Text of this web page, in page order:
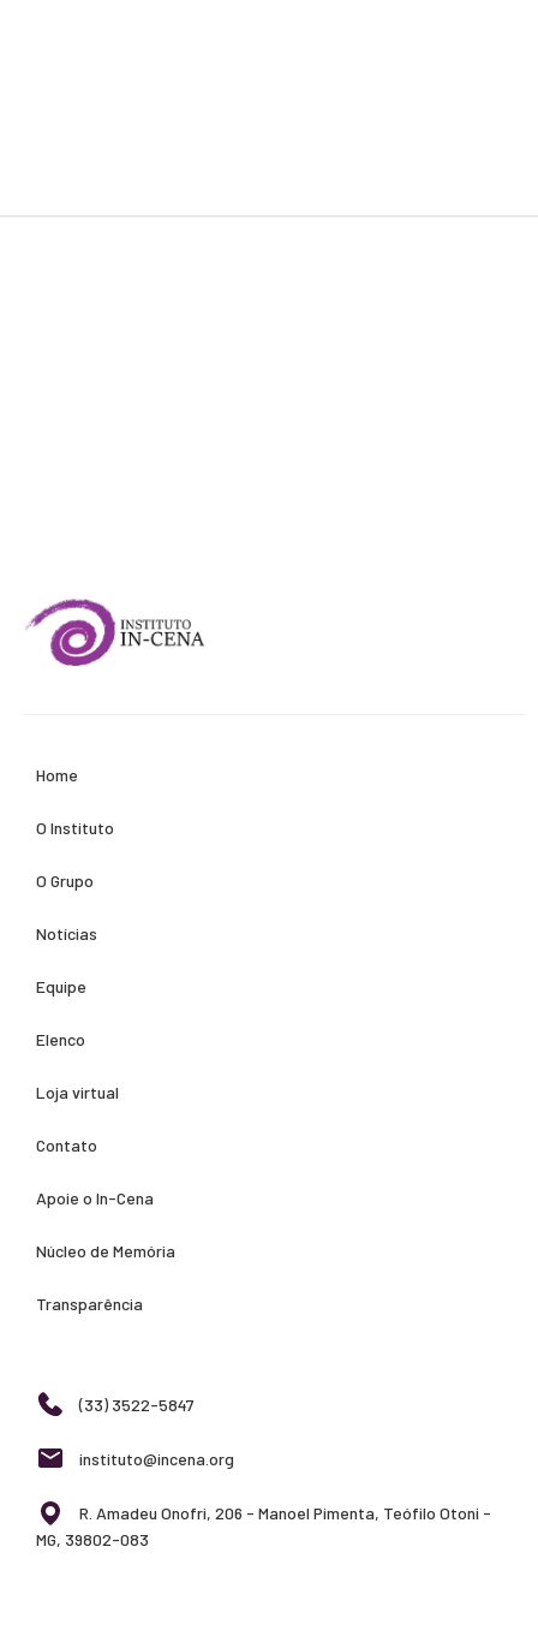
Home
O Instituto
O Grupo
Notícias
Equipe
Elenco
Loja virtual
Contato
Apoie o In-Cena
Núcleo de Memória
Transparência
(33) 3522-5847
instituto@incena.org
R. Amadeu Onofri, 206 - Manoel Pimenta, Teófilo Otoni -
MG, 39802-083